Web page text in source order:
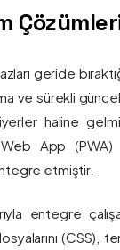
geride
ve sürekli
haline
App (PWA)
etmiştir.
entegre
(CSS),